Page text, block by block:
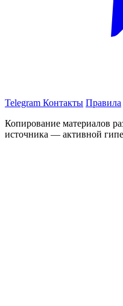
Telegram Контакты Правила
Копирование материалов
источника — активной